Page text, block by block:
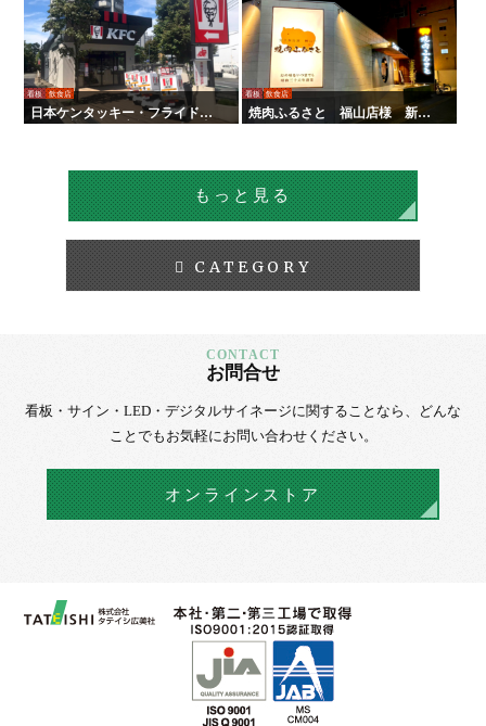
看板 飲食店
日本ケンタッキー・フライド・
チキン様 全国店舗サイン工事 |
看板 飲食店
焼肉ふるさと 福山店様 新装
サイン工事
もっと見る
CATEGORY
お問合せ
看板・サイン・LED・デジタルサイネージに関することなら、
どんな
ことでもお気軽にお問い合わせください。
オンラインストア